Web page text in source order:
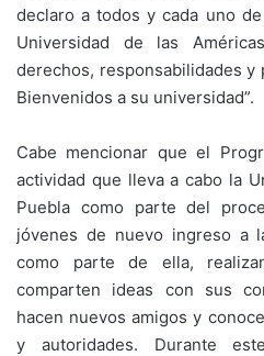
declaro a todos y cada uno
Universidad de las
derechos, responsabilidades
Bienvenidos a su universidad”.
Cabe mencionar que el
actividad que lleva a cabo la
Puebla como parte del
jóvenes de nuevo ingreso a
como parte de ella,
comparten ideas con sus
hacen nuevos amigos y
y autoridades. Durante